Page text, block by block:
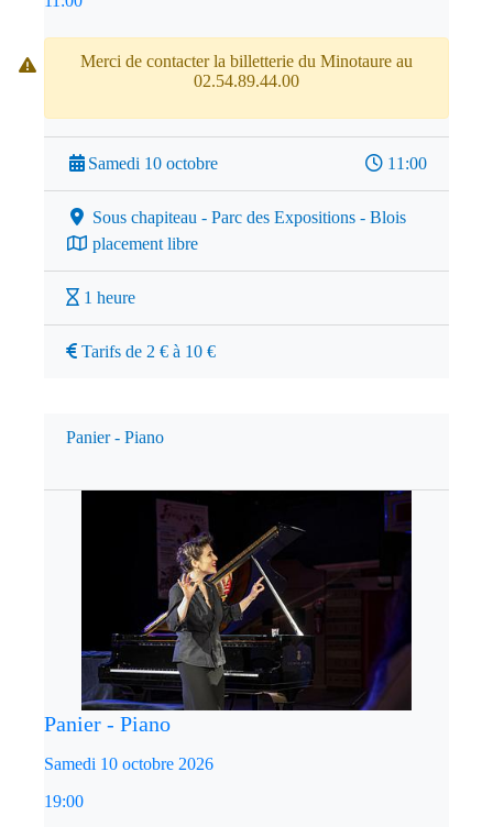
Merci de contacter la billetterie du Minotaure au
02.54.89.44.00
Samedi 10 octobre 11:00
Sous chapiteau - Parc des Expositions - Blois
placement libre
1 heure
Tarifs de 2 € à 10 €
Panier - Piano
Panier - Piano
Samedi 10 octobre 2026
19:00